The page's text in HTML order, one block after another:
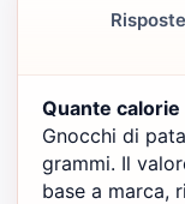
Quante calorie
Gnocchi di
grammi. Il
base a marca,